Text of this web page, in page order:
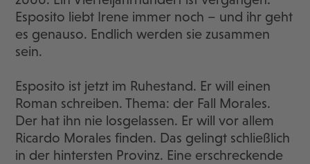
Esposito liebt Irene immer noch – und ihr geht
es genauso. Endlich werden sie zusammen
sein.
Esposito ist jetzt im Ruhestand. Er will einen
Roman schreiben. Thema: der Fall Morales.
Der hat ihn nie losgelassen. Er will vor allem
Ricardo Morales finden. Das gelingt schließlich
in der hintersten Provinz. Eine erschreckende